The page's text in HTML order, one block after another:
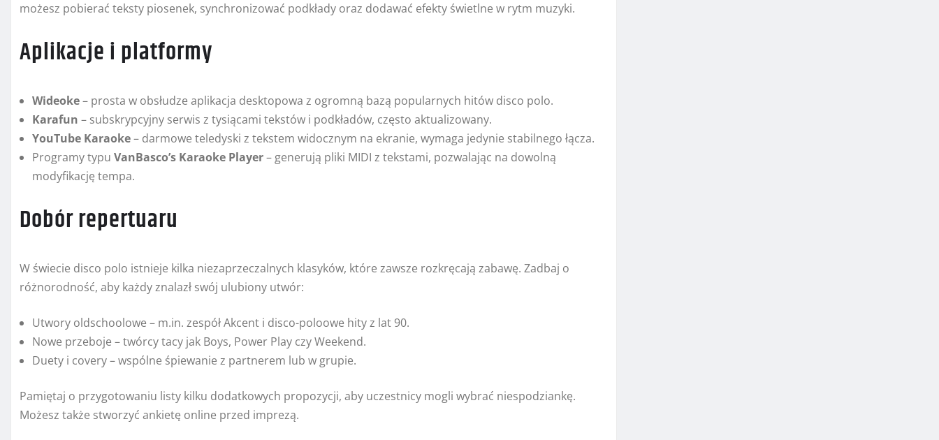
możesz pobierać teksty piosenek, synchronizować podkłady oraz dodawać efekty świetlne w rytm muzyki.
Aplikacje i platformy
Wideoke– prosta w obsłudze aplikacja desktopowa z ogromną bazą popularnych hitów disco polo.
Karafun – subskrypcyjny serwis z tysiącami tekstów i podkładów, często aktualizowany.
YouTube Karaoke– darmowe teledyski z tekstem widocznym na ekranie, wymaga jedynie stabilnego łącza.
Programy typu VanBasco’s Karaoke Player– generują pliki MIDI z tekstami, pozwalając na dowolną
modyfikację tempa.
Dobór repertuaru
W świecie disco polo istnieje kilka niezaprzeczalnych klasyków, które zawsze rozkręcają zabawę. Zadbaj o
różnorodność, aby każdy znalazł swój ulubiony utwór:
Utwory oldschoolowe – m.in. zespół Akcent i disco-poloowe hity z lat 90.
Nowe przeboje – twórcy tacy jak Boys, Power Play czy Weekend.
Duety i covery – wspólne śpiewanie z partnerem lub w grupie.
Pamiętaj o przygotowaniu listy kilku dodatkowych propozycji, aby uczestnicy mogli wybrać niespodziankę.
Możesz także stworzyć ankietę online przed imprezą.